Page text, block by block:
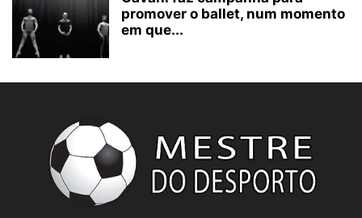
promover o ballet, num momento
em que...